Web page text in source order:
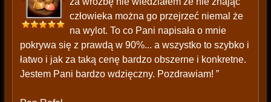
człowieka można go przejrzeć niemal że
na wylot. To co Pani napisała o mnie
pokrywa się z prawdą w 90%... a wszystko to szybko i
łatwo i jak za taką cenę bardzo obszerne i konkretne.
Jestem Pani bardzo wdzięczny. Pozdrawiam! ”